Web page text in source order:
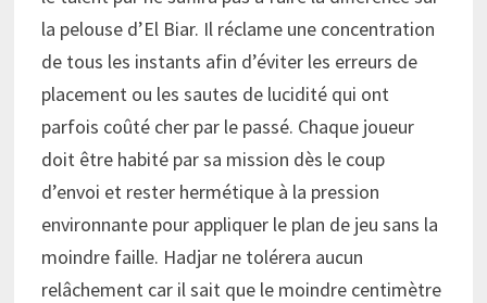
la pelouse d’El Biar. Il réclame une concentration
de tous les instants afin d’éviter les erreurs de
placement ou les sautes de lucidité qui ont
parfois coûté cher par le passé. Chaque joueur
doit être habité par sa mission dès le coup
d’envoi et rester hermétique à la pression
environnante pour appliquer le plan de jeu sans la
moindre faille. Hadjar ne tolérera aucun
relâchement car il sait que le moindre centimètre